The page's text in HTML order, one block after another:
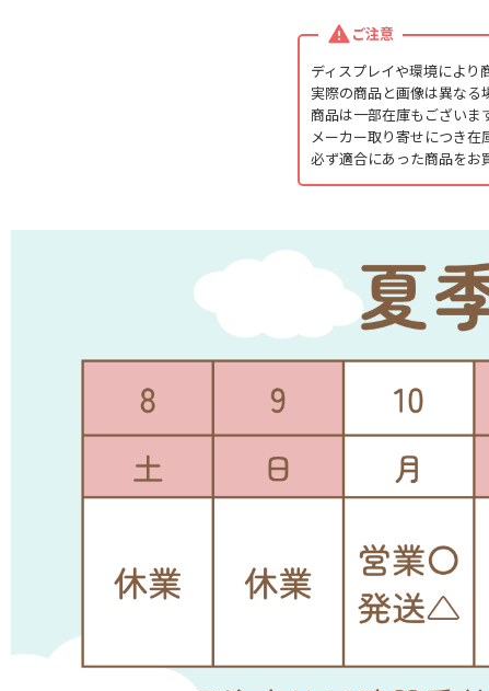
ご注意
ディスプレイや環境により
実際の商品と画像は異なる
商品は一部在庫もございま
メーカー取り寄せにつき在
必ず適合にあった商品をお